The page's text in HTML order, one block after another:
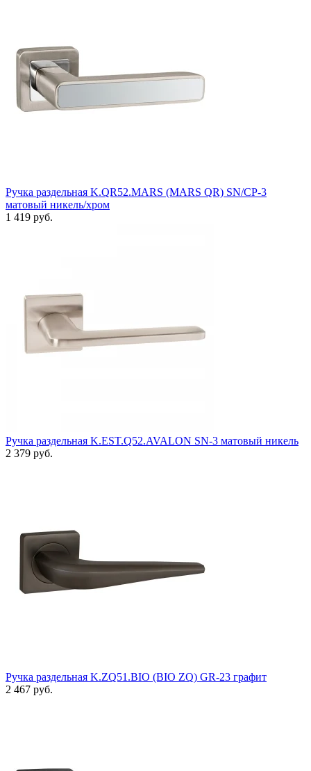
Ручка раздельная K.QR52.MARS (MARS QR) SN/CP-3
матовый никель/хром
1 419 руб.
Ручка раздельная K.EST.Q52.AVALON SN-3 матовый никель
2 379 руб.
Ручка раздельная K.ZQ51.BIO (BIO ZQ) GR-23 графит
2 467 руб.